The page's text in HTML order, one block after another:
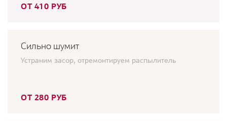
ОТ 410 РУБ
Сильно шумит
Устраним засор, отремонтируем распылитель
ОТ 280 РУБ